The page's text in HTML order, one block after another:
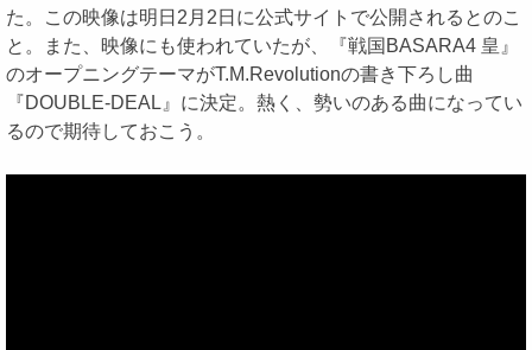
た。この映像は明日2月2日に公式サイトで公開されるとのこ
と。また、映像にも使われていたが、『戦国BASARA4 皇』
のオープニングテーマがT.M.Revolutionの書き下ろし曲
『DOUBLE-DEAL』に決定。熱く、勢いのある曲になってい
るので期待しておこう。